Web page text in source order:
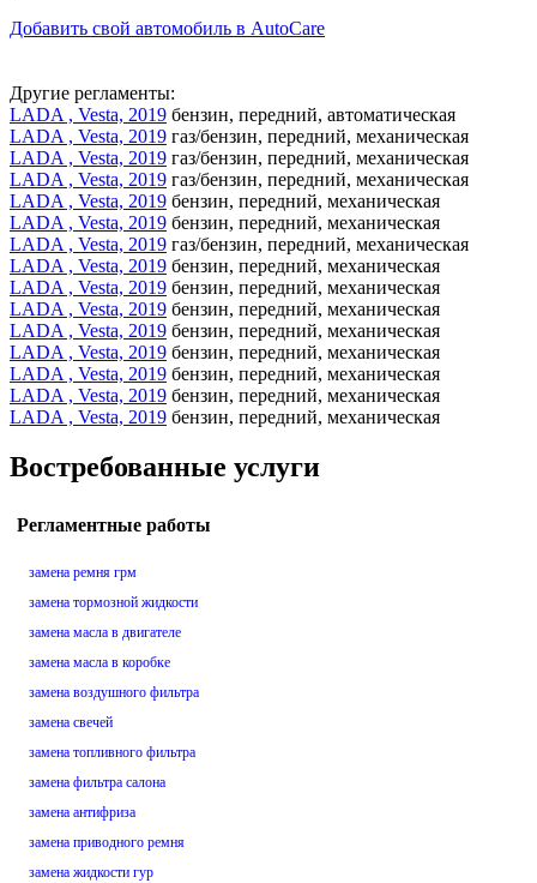
Добавить свой автомобиль в AutoCare
Другие регламенты:
LADA , Vesta, 2019 бензин, передний, автоматическая
LADA , Vesta, 2019 газ/бензин, передний, механическая
LADA , Vesta, 2019 газ/бензин, передний, механическая
LADA , Vesta, 2019 газ/бензин, передний, механическая
LADA , Vesta, 2019 бензин, передний, механическая
LADA , Vesta, 2019 бензин, передний, механическая
LADA , Vesta, 2019 газ/бензин, передний, механическая
LADA , Vesta, 2019 бензин, передний, механическая
LADA , Vesta, 2019 бензин, передний, механическая
LADA , Vesta, 2019 бензин, передний, механическая
LADA , Vesta, 2019 бензин, передний, механическая
LADA , Vesta, 2019 бензин, передний, механическая
LADA , Vesta, 2019 бензин, передний, механическая
LADA , Vesta, 2019 бензин, передний, механическая
LADA , Vesta, 2019 бензин, передний, механическая
Востребованные услуги
Регламентные работы
замена ремня грм
замена тормозной жидкости
замена масла в двигателе
замена масла в коробке
замена воздушного фильтра
замена свечей
замена топливного фильтра
замена фильтра салона
замена антифриза
замена приводного ремня
замена жидкости гур